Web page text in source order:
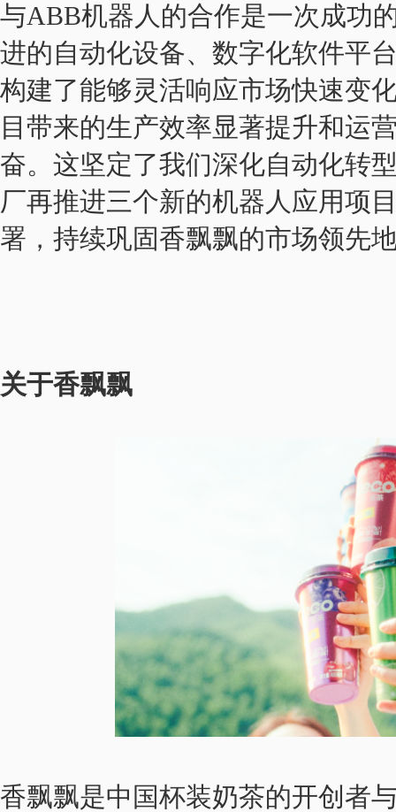
与ABB机器人的合作是一次成功
进的自动化设备、数字化软件平
构建了能够灵活响应市场快速变
目带来的生产效率显著提升和运
奋。这坚定了我们深化自动化转
厂再推进三个新的机器人应用项
署，持续巩固香飘飘的市场领先
关于香飘飘
香飘飘是中国杯装奶茶的开创者